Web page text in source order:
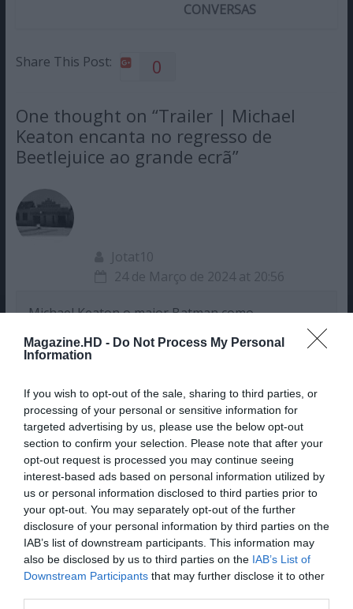
Magazine.HD - Do Not Process My Personal
Information
If you wish to opt-out of the sale, sharing to third parties, or
processing of your personal or sensitive information for
targeted advertising by us, please use the below opt-out
section to confirm your selection. Please note that after your
opt-out request is processed you may continue seeing
interest-based ads based on personal information utilized by
us or personal information disclosed to third parties prior to
your opt-out. You may separately opt-out of the further
disclosure of your personal information by third parties on the
IAB’s list of downstream participants. This information may
also be disclosed by us to third parties on the IAB’s List of
Downstream Participants that may further disclose it to other
CONVERSAS
Share This Post: 0
One thought on “Trailer | Michael
Keaton encanta no regresso de
Beetlejuice ao grande ecrã”
Jotat10
24 de Março de 2024 at 20:56
Michael Keaton o maior Batman como
outros que fizeram esse papel, sem falar em
personagens impactantes, e trabalhando com seu
diretor de muito tempo o Tim Burton fazem uma
tabelinha como dupla no Movie Mundial, com
certeza esta na minha lista de preferencia de
assistir a hora que sair nos streamings.
Deixe um comentário
O seu endereço de email não será publicado. Campos
obrigatórios marcados com*